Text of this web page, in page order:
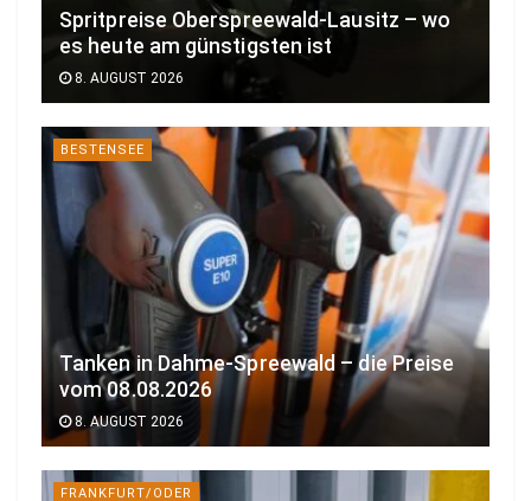
Spritpreise Oberspreewald-Lausitz – wo
es heute am günstigsten ist
8. AUGUST 2026
BESTENSEE
Tanken in Dahme-Spreewald – die Preise
vom 08.08.2026
8. AUGUST 2026
FRANKFURT/ODER